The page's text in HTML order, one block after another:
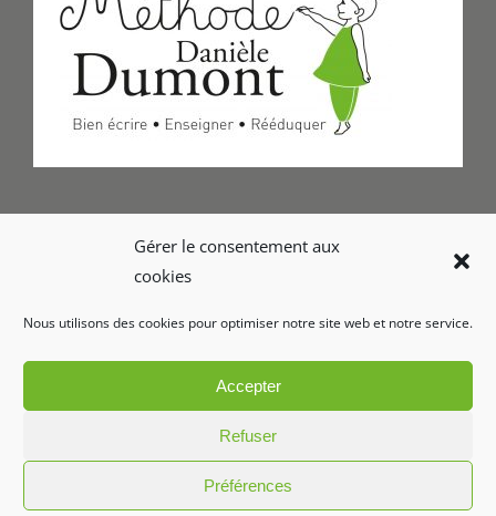
Gérer le consentement aux
cookies
Nous utilisons des cookies pour optimiser notre site web et notre service.
Accepter
Refuser
Préférences
Formulaire de Contact